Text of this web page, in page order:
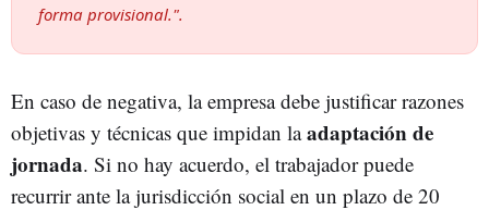
forma provisional.".
En caso de negativa, la empresa debe justificar razones
objetivas y técnicas que impidan laadaptación de
jornada. Si no hay acuerdo, el trabajador puede
recurrir ante la jurisdicción social en un plazo de 20